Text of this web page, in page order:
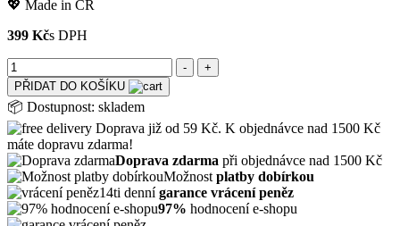
💖 Made in ČR
399 Kčs DPH
PŘIDAT DO KOŠÍKU
📦 Dostupnost: skladem
Doprava již od 59 Kč. K objednávce nad 1500 Kč
máte dopravu zdarma!
Doprava zdarma při objednávce nad 1500 Kč
Možnost platby dobírkou
14ti dennígarance vrácení peněz
97% hodnocení e-shopu